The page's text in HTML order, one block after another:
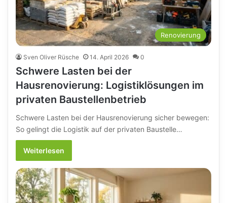
Renovierung
Sven Oliver Rüsche 14. April 2026 0
Schwere Lasten bei der
Hausrenovierung: Logistiklösungen im
privaten Baustellenbetrieb
Schwere Lasten bei der Hausrenovierung sicher bewegen:
So gelingt die Logistik auf der privaten Baustelle…
Weiterlesen